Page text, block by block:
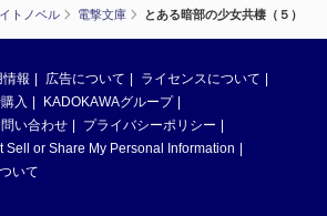
トノベル 電撃文庫 とある暗部の少女共棲（５）
情報 広告について
ライセンスについて
入
KADOKAWAグループ
い合わせ
プライバシーポリシー
Sell or Share My Personal Information
いて